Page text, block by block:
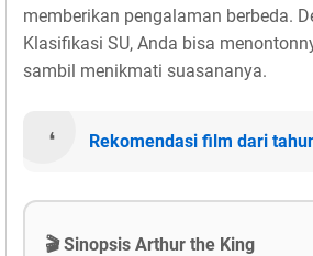
memberikan pengalaman berbeda.
Klasifikasi SU, Anda bisa
sambil menikmati suasananya.
Rekomendasi film dari
🎬 Sinopsis Arthur the King